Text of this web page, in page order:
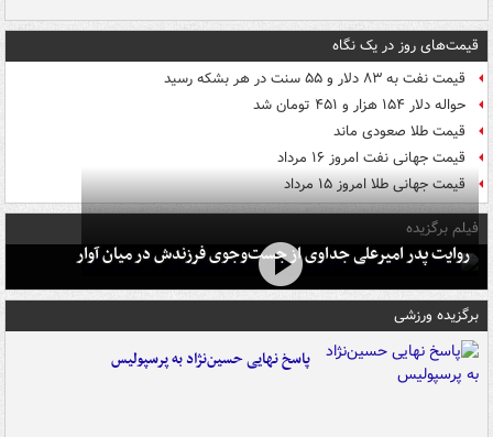
قیمت‌های روز در یک نگاه
قیمت نفت به ۸۳ دلار و ۵۵ سنت در هر بشکه رسید
حواله دلار ۱۵۴ هزار و ۴۵۱ تومان شد
قیمت طلا صعودی ماند
قیمت جهانی نفت امروز ۱۶ مرداد
قیمت جهانی طلا امروز ۱۵ مرداد
فیلم برگزیده
روایت پدر امیرعلی جداوی از جست‌وجوی فرزندش در میان آوار
برگزیده ورزشی
پاسخ نهایی حسین‌نژاد به پرسپولیس